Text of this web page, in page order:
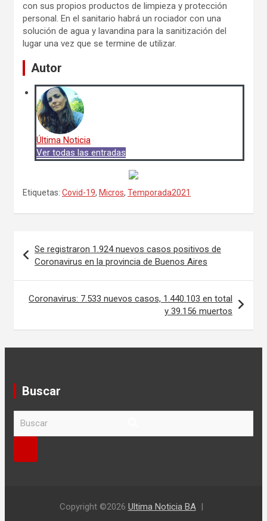
con sus propios productos de limpieza y protección
personal. En el sanitario habrá un rociador con una
solución de agua y lavandina para la sanitización del
lugar una vez que se termine de utilizar.
Autor
Última Noticia
Ver todas las entradas
Etiquetas: Covid-19, Micros, Temporada2021
de
entradas
Se registraron 1.924 nuevos casos positivos de
Coronavirus en la provincia de Buenos Aires
Coronavirus: 7.533 nuevos casos, 1.440.103 en total
y 39.156 muertos
Buscar
s
Copyright ©2026 Ultima Noticia BA